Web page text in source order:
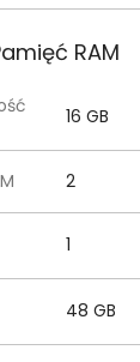
RAM
16 GB
2
1
48 GB